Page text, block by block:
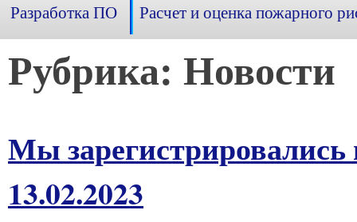
Разработка ПО Расчет и оценка пожарного
Рубрика: Новости
Мы
13.02.2023